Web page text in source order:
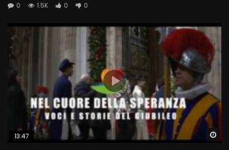
0
1.5K 0 0
13:47